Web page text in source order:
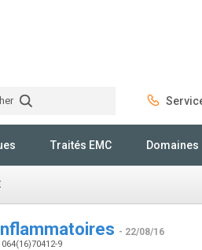
Traités EMC Domaines
- 22/08/16
9